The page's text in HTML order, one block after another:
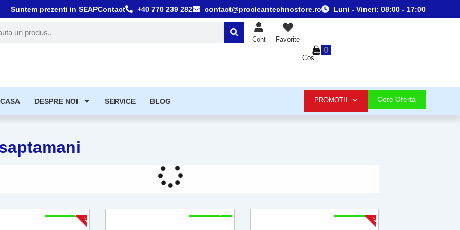
+40 770 239 282 contact@procleantechnostore.ro Luni - Vineri: 08:00 - 17:00
Suntem prezenti in SEAPContact
Cont Favorite
0
Cos
DESPRE NOI SERVICE BLOG Cere Oferta
PROMOTII
2 - 4 Săpt
-25%
2 - 4 Săpt 2 - 4 Săpt
-25%